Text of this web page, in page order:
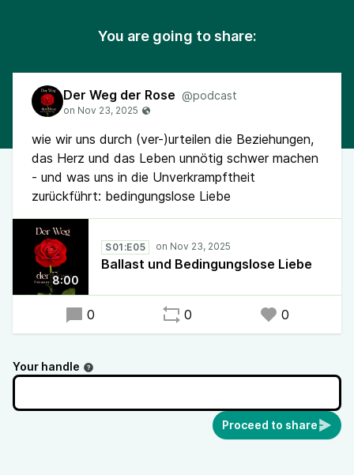
You are going to share:
Der Weg der Rose @podcast
wie wir uns durch (ver-)urteilen die Beziehungen,
das Herz und das Leben unnötig schwer machen
- und was uns in die Unverkrampftheit
zurückführt: bedingungslose Liebe
8:00
S01:E05
Ballast und Bedingungslose Liebe
0 0 0
Your handle
Proceed to share